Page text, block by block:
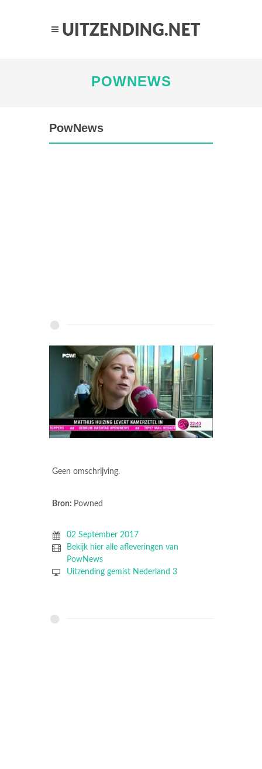
POWNEWS
PowNews
Geen omschrijving.
Bron: Powned
02 September 2017
Bekijk hier alle afleveringen van
PowNews
Uitzending gemist Nederland 3